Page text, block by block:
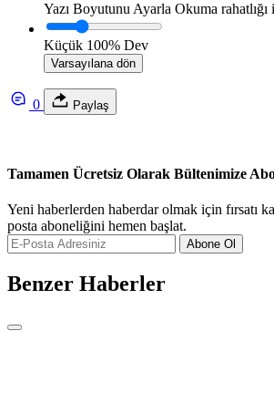
Yazı Boyutunu Ayarla Okuma rahatlığı
Küçük 100% Dev
Varsayılana dön
0 Paylaş
Tamamen Ücretsiz Olarak Bültenimize
Yeni haberlerden haberdar olmak için fırsatı
posta aboneliğini hemen başlat.
Abone Ol
Benzer Haberler